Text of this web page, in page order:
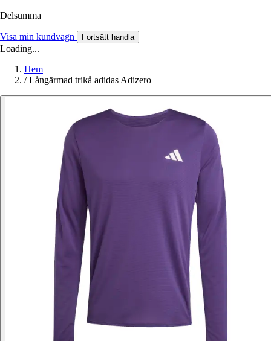
Delsumma
Visa min kundvagn Fortsätt handla
Loading...
Hem
/ Långärmad trikå adidas Adizero